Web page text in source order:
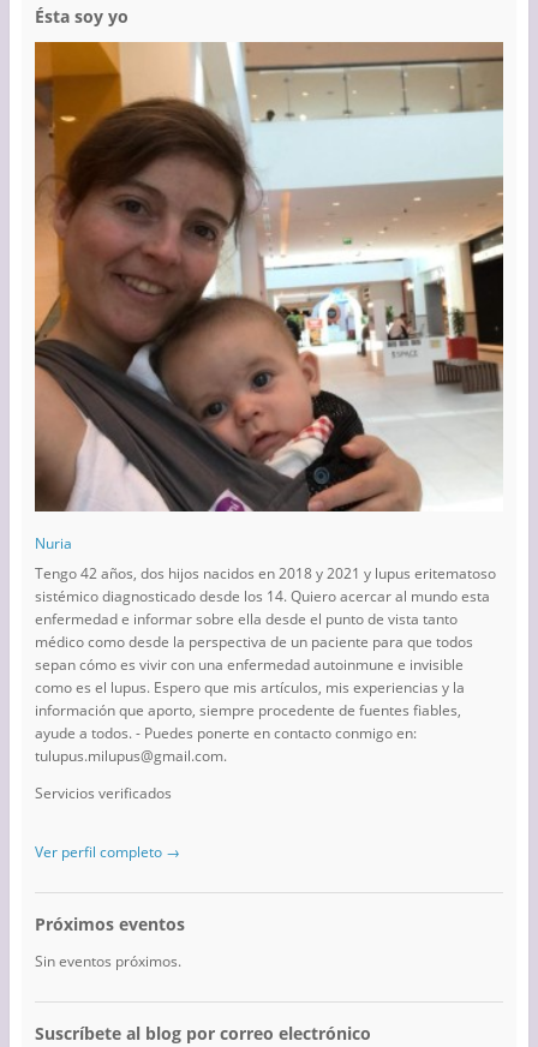
Ésta soy yo
Nuria
Tengo 42 años, dos hijos nacidos en 2018 y 2021 y lupus eritematoso
sistémico diagnosticado desde los 14. Quiero acercar al mundo esta
enfermedad e informar sobre ella desde el punto de vista tanto
médico como desde la perspectiva de un paciente para que todos
sepan cómo es vivir con una enfermedad autoinmune e invisible
como es el lupus. Espero que mis artículos, mis experiencias y la
información que aporto, siempre procedente de fuentes fiables,
ayude a todos. - Puedes ponerte en contacto conmigo en:
tulupus.milupus@gmail.com.
Servicios verificados
Ver perfil completo →
Próximos eventos
Sin eventos próximos.
Suscríbete al blog por correo electrónico